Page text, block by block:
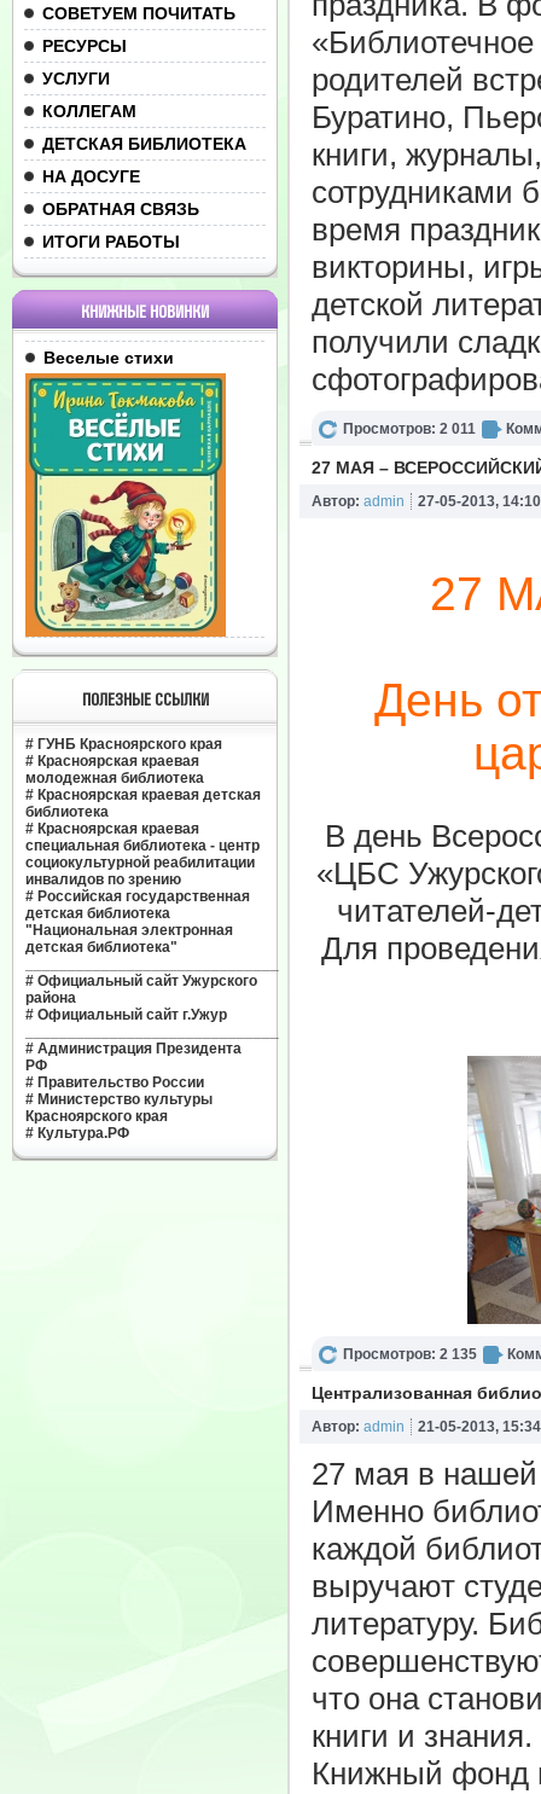
СОВЕТУЕМ ПОЧИТАТЬ
РЕСУРСЫ
УСЛУГИ
КОЛЛЕГАМ
ДЕТСКАЯ БИБЛИОТЕКА
НА ДОСУГЕ
ОБРАТНАЯ СВЯЗЬ
ИТОГИ РАБОТЫ
КНИЖНЫЕ НОВИНКИ
Веселые стихи
ПОЛЕЗНЫЕ ССЫЛКИ
# ГУНБ Красноярского края
# Красноярская краевая
молодежная библиотека
# Красноярская краевая детская
библиотека
# Красноярская краевая
специальная библиотека - центр
социокультурной реабилитации
инвалидов по зрению
# Российская государственная
детская библиотека
"Национальная электронная
детская библиотека"
# Официальный сайт Ужурского
района
# Официальный сайт г.Ужур
# Администрация Президента
РФ
# Правительство России
# Министерство культуры
Красноярского края
# Культура.РФ
«Библиотечное
родителей
Буратино,
книги,
сотрудниками
время
викторины,
детской
получили
Просмотров: 2 011
27 МАЯ –
Автор: admin 27-05-2013, 14:10
27
День
В день
«ЦБС
читателей-
Для
Просмотров: 2 135
Централизованная
Автор: admin 21-05-2013, 15:34
27 мая в нашей
Именно
каждой
выручают
литературу.
что она
книги и знания.
Книжный фонд